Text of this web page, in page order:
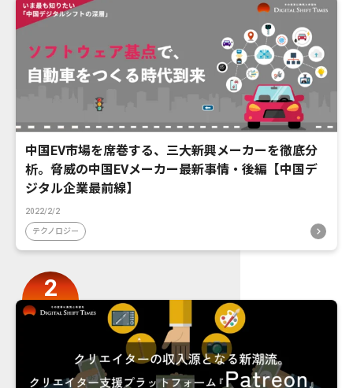
中国EV市場を席巻する、三大新興メーカーを徹底分
析。脅威の中国EVメーカー最新事情・後編【中国デ
ジタル企業最前線】
2022/2/2
テクノロジー